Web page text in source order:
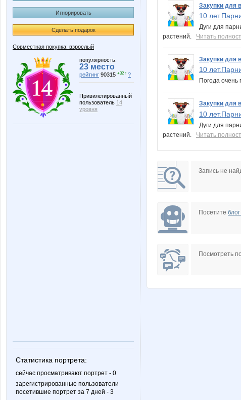
Игнорировать
Сделать подарок
Совместная покупка: взрослый
популярность:
23 место
рейтинг 90315 +32 ↑ ?
Привилегированный
пользователь 14
уровня
Статистика портрета:
сейчас просматривают портрет - 0
зарегистрированные пользователи
посетившие портрет за 7 дней - 3
Закупки для
10
Дуги для
растений. Читать
Закупки для
10
Погода очень
Закупки для
10
Дуги для
растений. Читать
Запись не
Посетите
Посмотреть